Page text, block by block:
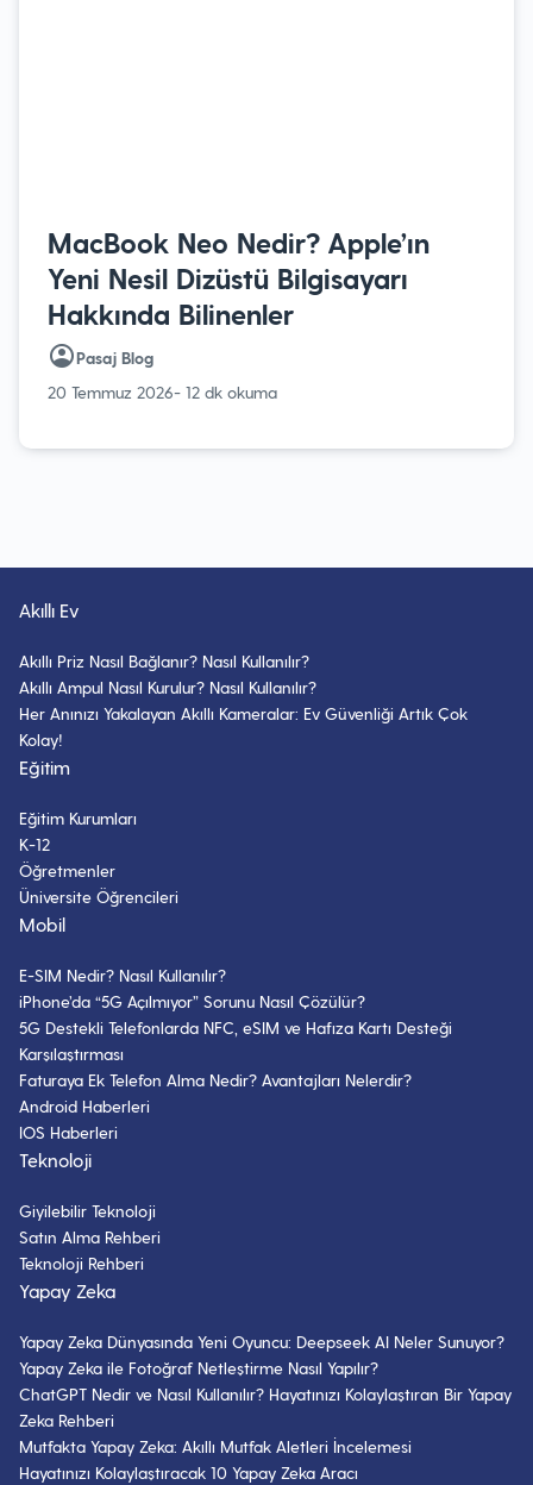
MacBook Neo Nedir? Apple’ın
Yeni Nesil Dizüstü Bilgisayarı
Hakkında Bilinenler
Pasaj Blog
20 Temmuz 2026- 12 dk okuma
Akıllı Ev
Akıllı Priz Nasıl Bağlanır? Nasıl Kullanılır?
Akıllı Ampul Nasıl Kurulur? Nasıl Kullanılır?
Her Anınızı Yakalayan Akıllı Kameralar: Ev Güvenliği Artık Çok
Kolay!
Eğitim
Eğitim Kurumları
K-12
Öğretmenler
Üniversite Öğrencileri
Mobil
E-SIM Nedir? Nasıl Kullanılır?
iPhone’da “5G Açılmıyor” Sorunu Nasıl Çözülür?
5G Destekli Telefonlarda NFC, eSIM ve Hafıza Kartı Desteği
Karşılaştırması
Faturaya Ek Telefon Alma Nedir? Avantajları Nelerdir?
Android Haberleri
IOS Haberleri
Teknoloji
Giyilebilir Teknoloji
Satın Alma Rehberi
Teknoloji Rehberi
Yapay Zeka
Yapay Zeka Dünyasında Yeni Oyuncu: Deepseek AI Neler Sunuyor?
Yapay Zeka ile Fotoğraf Netleştirme Nasıl Yapılır?
ChatGPT Nedir ve Nasıl Kullanılır? Hayatınızı Kolaylaştıran Bir Yapay
Zeka Rehberi
Mutfakta Yapay Zeka: Akıllı Mutfak Aletleri İncelemesi
Hayatınızı Kolaylaştıracak 10 Yapay Zeka Aracı